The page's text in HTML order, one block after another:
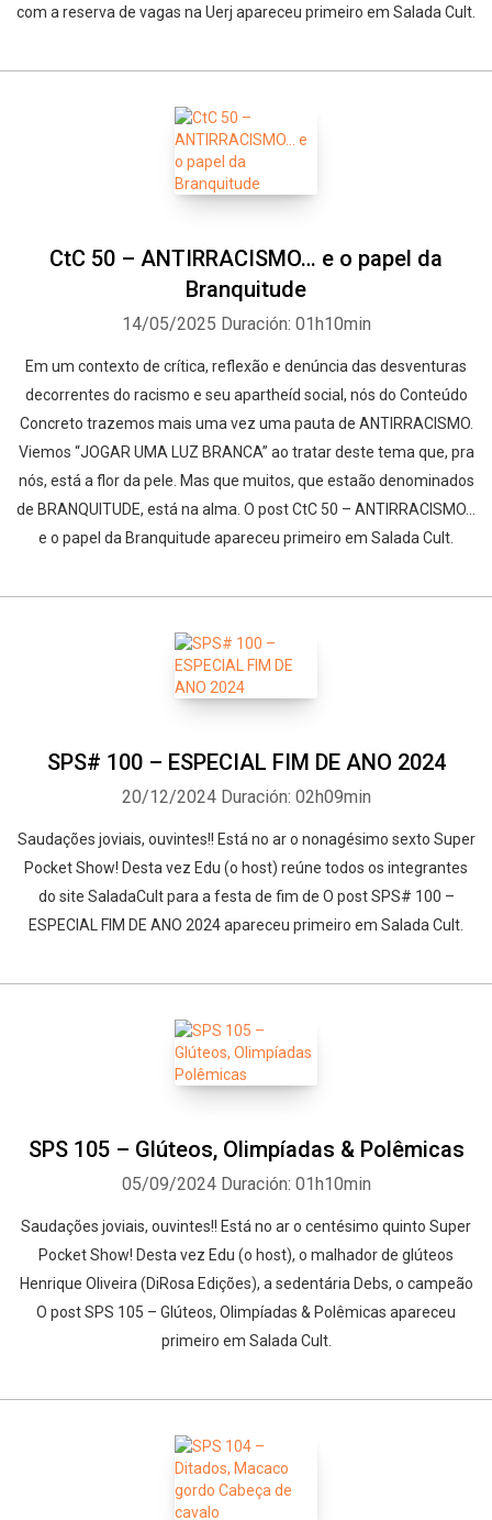
com a reserva de vagas na Uerj apareceu primeiro em Salada Cult.
CtC 50 – ANTIRRACISMO… e o papel da
Branquitude
14/05/2025 Duración: 01h10min
Em um contexto de crítica, reflexão e denúncia das desventuras
decorrentes do racismo e seu apartheíd social, nós do Conteúdo
Concreto trazemos mais uma vez uma pauta de ANTIRRACISMO.
Viemos “JOGAR UMA LUZ BRANCA” ao tratar deste tema que, pra
nós, está a flor da pele. Mas que muitos, que estaão denominados
de BRANQUITUDE, está na alma. O post CtC 50 – ANTIRRACISMO…
e o papel da Branquitude apareceu primeiro em Salada Cult.
SPS# 100 – ESPECIAL FIM DE ANO 2024
20/12/2024 Duración: 02h09min
Saudações joviais, ouvintes!! Está no ar o nonagésimo sexto Super
Pocket Show! Desta vez Edu (o host) reúne todos os integrantes
do site SaladaCult para a festa de fim de O post SPS# 100 –
ESPECIAL FIM DE ANO 2024 apareceu primeiro em Salada Cult.
SPS 105 – Glúteos, Olimpíadas & Polêmicas
05/09/2024 Duración: 01h10min
Saudações joviais, ouvintes!! Está no ar o centésimo quinto Super
Pocket Show! Desta vez Edu (o host), o malhador de glúteos
Henrique Oliveira (DiRosa Edições), a sedentária Debs, o campeão
O post SPS 105 – Glúteos, Olimpíadas & Polêmicas apareceu
primeiro em Salada Cult.